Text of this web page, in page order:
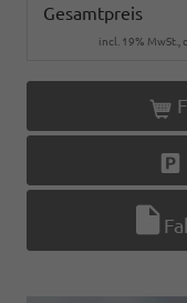
Gesamtpreis
incl. 19% MwSt.,